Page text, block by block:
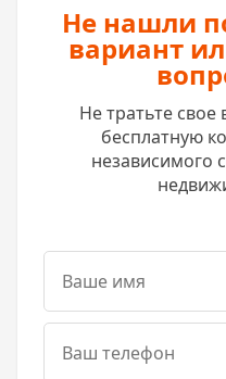
Не нашли
вариант
Не тратьте
бесплатную
независимого